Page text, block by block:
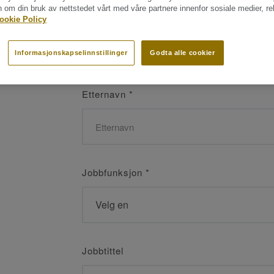
Etternavn *
Jobbfunksjon *
Jobbtittel
om din bruk av nettstedet vårt med våre partnere innenfor sosiale medier,
Policy
Godta alle cookier
Informasjonskapselinnstillinger